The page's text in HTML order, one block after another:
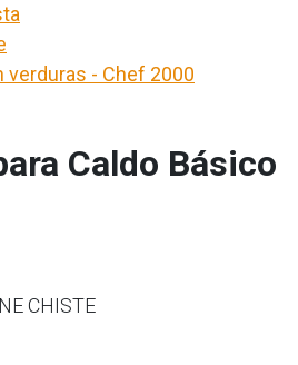
verduras - Chef 2000
Caldo Básico
CHISTE